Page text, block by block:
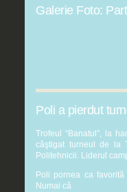
Galerie Foto:
Poli a pierdut
Trofeul “Banatul”, la
câştigat turneul de la
Politehnicii. Liderul
Poli pornea ca
Numai că